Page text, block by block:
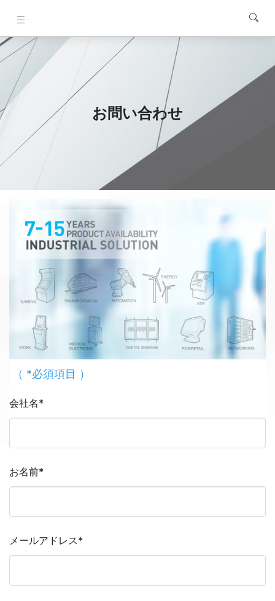
お問い合わせ
（ *必須項目 ）
会社名*
お名前*
メールアドレス*